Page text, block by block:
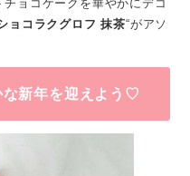
ョコケークを華やかにデコ
ョコラクグロフ 抹茶“がアソ
な新年を迎えよう♡